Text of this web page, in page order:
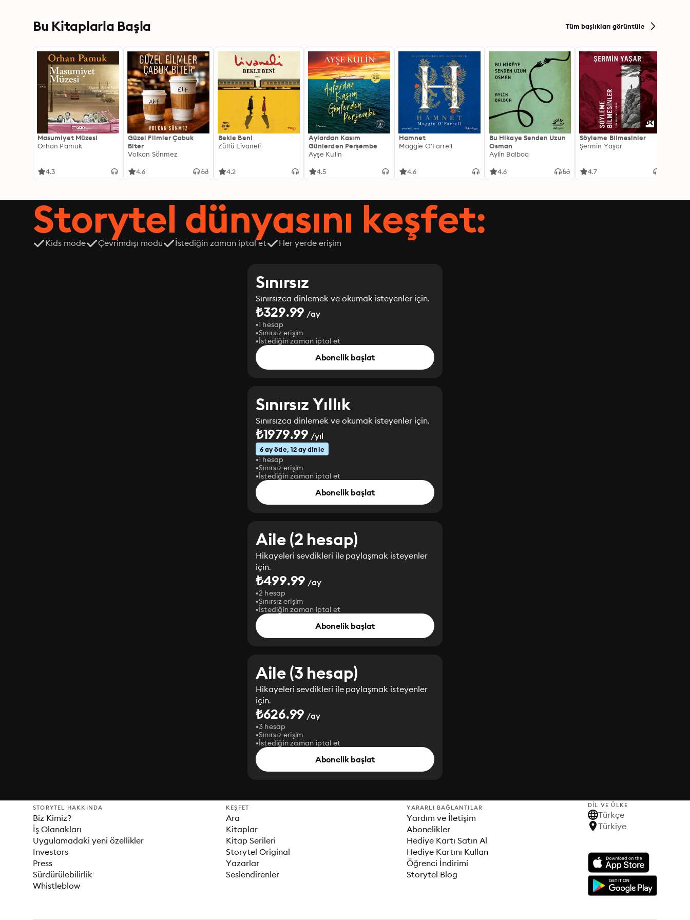
Bu Kitaplarla Başla Tüm başlıkları görüntüle
Masumiyet Müzesi
Orhan Pamuk
4.3
Güzel Filmler Çabuk
Biter
Volkan Sönmez
4.6
Bekle Beni
Zülfü Livaneli
4.2
Aylardan Kasım
Günlerden Perşembe
Ayşe Kulin
4.5
Hamnet
Maggie O'Farrell
4.6
Bu Hikaye Senden Uzun
Osman
Aylin Balboa
4.6
Söyleme Bilmesinler
Şermin Yaşar
4.7
Storytel dünyasını keşfet:
Kids mode Çevrimdışı modu İstediğin zaman iptal et Her yerde erişim
Sınırsız
Sınırsızca dinlemek ve okumak isteyenler için.
₺329.99 /ay
1 hesap
Sınırsız erişim
İstediğin zaman iptal et
Abonelik başlat
Sınırsız Yıllık
Sınırsızca dinlemek ve okumak isteyenler için.
₺1979.99 /yıl
6 ay öde, 12 ay dinle
1 hesap
Sınırsız erişim
İstediğin zaman iptal et
Abonelik başlat
Aile (2 hesap)
Hikayeleri sevdikleri ile paylaşmak isteyenler
için.
₺499.99 /ay
2 hesap
Sınırsız erişim
İstediğin zaman iptal et
Abonelik başlat
Aile (3 hesap)
Hikayeleri sevdikleri ile paylaşmak isteyenler
için.
₺626.99 /ay
3 hesap
Sınırsız erişim
İstediğin zaman iptal et
Abonelik başlat
STORYTEL HAKKINDA
Biz Kimiz?
İş Olanakları
Uygulamadaki yeni özellikler
Investors
Press
Sürdürülebilirlik
Whistleblow
KEŞFET
Ara
Kitaplar
Kitap Serileri
Storytel Original
Yazarlar
Seslendirenler
YARARLI BAĞLANTILAR
Yardım ve İletişim
Abonelikler
Hediye Kartı Satın Al
Hediye Kartını Kullan
Öğrenci İndirimi
Storytel Blog
DIL VE ÜLKE
Türkçe
Türkiye